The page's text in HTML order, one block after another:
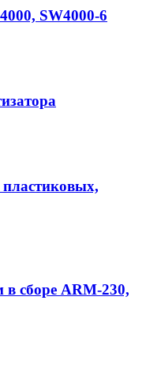
SW4000-6
в сборе ARM-230,